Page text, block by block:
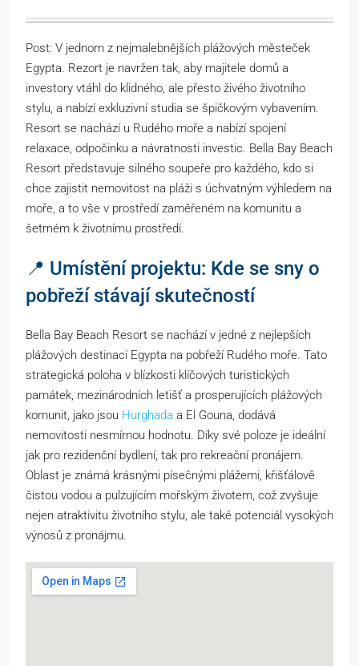
Post: V jednom z nejmalebnějších plážových městeček
Egypta. Rezort je navržen tak, aby majitele domů a
investory vtáhl do klidného, ale přesto živého životního
stylu, a nabízí exkluzivní studia se špičkovým vybavením.
Resort se nachází u Rudého moře a nabízí spojení
relaxace, odpočinku a návratnosti investic. Bella Bay Beach
Resort představuje silného soupeře pro každého, kdo si
chce zajistit nemovitost na pláži s úchvatným výhledem na
moře, a to vše v prostředí zaměřeném na komunitu a
šetrném k životnímu prostředí.
📍 Umístění projektu: Kde se sny o
pobřeží stávají skutečností
Bella Bay Beach Resort se nachází v jedné z nejlepších
plážových destinací Egypta na pobřeží Rudého moře. Tato
strategická poloha v blízkosti klíčových turistických
památek, mezinárodních letišť a prosperujících plážových
komunit, jako jsou Hurghada a El Gouna, dodává
nemovitosti nesmírnou hodnotu. Díky své poloze je ideální
jak pro rezidenční bydlení, tak pro rekreační pronájem.
Oblast je známá krásnými písečnými plážemi, křišťálově
čistou vodou a pulzujícím mořským životem, což zvyšuje
nejen atraktivitu životního stylu, ale také potenciál vysokých
výnosů z pronájmu.